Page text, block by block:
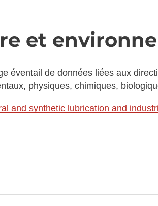
et
éventail de données liées aux
physiques, chimiques,
and synthetic lubrication and